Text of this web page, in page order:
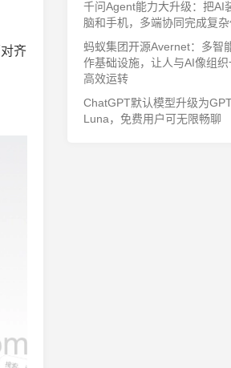
齐
千问Agent能力大升级：把AI
脑和手机，多端协同完成复
蚂蚁集团开源Avernet：多智
作基础设施，让人与AI像组织
高效运转
ChatGPT默认模型升级为
Luna，免费用户可无限畅聊